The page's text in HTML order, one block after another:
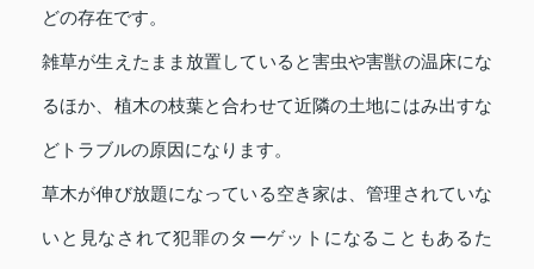
どの存在です。
雑草が生えたまま放置していると害虫や害獣の温床にな
るほか、植木の枝葉と合わせて近隣の土地にはみ出すな
どトラブルの原因になります。
草木が伸び放題になっている空き家は、管理されていな
いと見なされて犯罪のターゲットになることもあるた